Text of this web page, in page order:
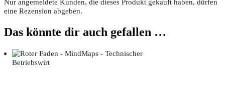
Nur angemeldete Kunden, die dieses Produkt gekauft haben, dürfen
eine Rezension abgeben.
Das könnte dir auch gefallen …